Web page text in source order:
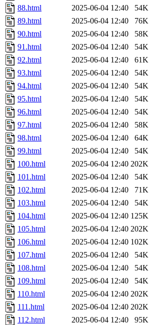
88.html
2025-06-04 12:40
54K
89.html
2025-06-04 12:40
76K
90.html
2025-06-04 12:40
58K
91.html
2025-06-04 12:40
54K
92.html
2025-06-04 12:40
61K
93.html
2025-06-04 12:40
54K
94.html
2025-06-04 12:40
54K
95.html
2025-06-04 12:40
54K
96.html
2025-06-04 12:40
54K
97.html
2025-06-04 12:40
58K
98.html
2025-06-04 12:40
64K
99.html
2025-06-04 12:40
54K
100.html
2025-06-04 12:40 202K
101.html
2025-06-04 12:40
54K
102.html
2025-06-04 12:40
71K
103.html
2025-06-04 12:40
54K
104.html
2025-06-04 12:40 125K
105.html
2025-06-04 12:40 202K
106.html
2025-06-04 12:40 102K
107.html
2025-06-04 12:40
54K
108.html
2025-06-04 12:40
54K
109.html
2025-06-04 12:40
54K
110.html
2025-06-04 12:40 202K
111.html
2025-06-04 12:40 202K
112.html
2025-06-04 12:40
95K